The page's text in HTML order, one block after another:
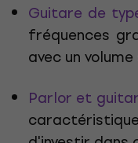
Guitare de
fréquences
avec un
Parlor et